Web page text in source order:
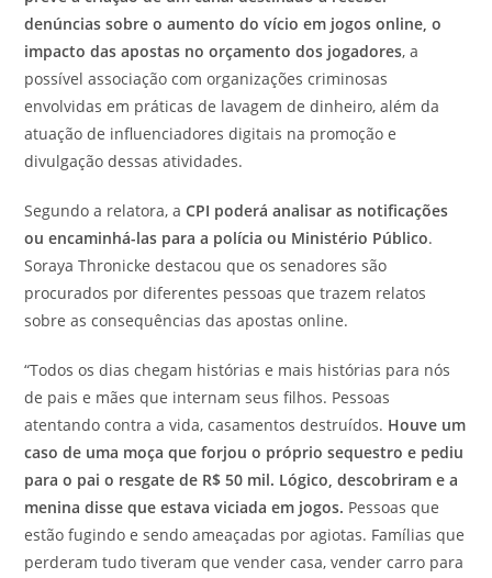
denúncias sobre o aumento do vício em jogos online, o
impacto das apostas no orçamento dos jogadores, a
possível associação com organizações criminosas
envolvidas em práticas de lavagem de dinheiro, além da
atuação de influenciadores digitais na promoção e
divulgação dessas atividades.
Segundo a relatora, aCPI poderá analisar as notificações
ou encaminhá-las para a polícia ou Ministério Público.
Soraya Thronicke destacou que os senadores são
procurados por diferentes pessoas que trazem relatos
sobre as consequências das apostas online.
“Todos os dias chegam histórias e mais histórias para nós
de pais e mães que internam seus filhos. Pessoas
atentando contra a vida, casamentos destruídos. Houve um
caso de uma moça que forjou o próprio sequestro e pediu
para o pai o resgate de R$ 50 mil. Lógico, descobriram e a
menina disse que estava viciada em jogos. Pessoas que
estão fugindo e sendo ameaçadas por agiotas. Famílias que
perderam tudo tiveram que vender casa, vender carro para